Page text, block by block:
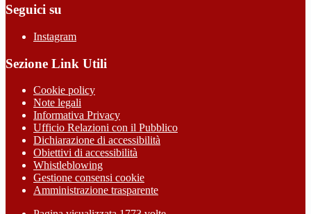
Seguici su
Instagram
Sezione Link Utili
Cookie policy
Note legali
Informativa Privacy
Ufficio Relazioni con il Pubblico
Dichiarazione di accessibilità
Obiettivi di accessibilità
Whistleblowing
Gestione consensi cookie
Amministrazione trasparente